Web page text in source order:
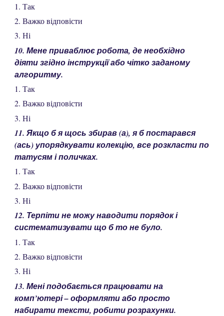
1. Так
2. Важко відповісти
3. Ні
10. Мене приваблює робота, де необхідно
діяти згідно інструкції або чітко заданому
алгоритму.
1. Так
2. Важко відповісти
3. Ні
11. Якщо б я щось збирав (а), я б постарався
(ась) упорядкувати колекцію, все розкласти по
татусям і поличках.
1. Так
2. Важко відповісти
3. Ні
12. Терпіти не можу наводити порядок і
систематизувати що б то не було.
1. Так
2. Важко відповісти
3. Ні
13. Мені подобається працювати на
комп’ютері – оформляти або просто
набирати тексти, робити розрахунки.